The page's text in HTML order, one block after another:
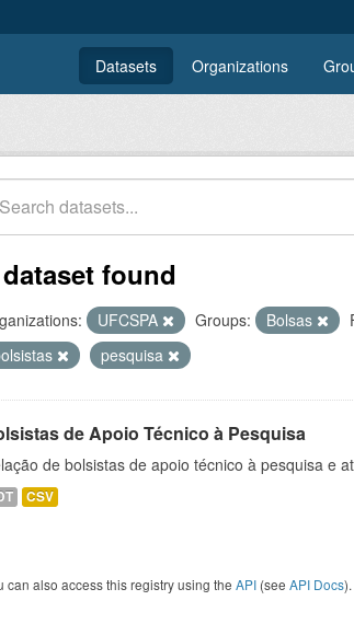
Datasets Organizations
found
UFCSPA Groups: Bolsas
pesquisa
de Apoio Técnico à Pesquisa
de bolsistas de apoio técnico à pesquisa e
CSV
can also access this registry using the API (see API Docs).